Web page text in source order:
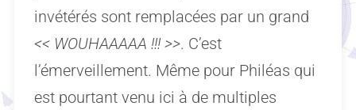
invétérés sont remplacées par un grand
<< WOUHAAAAA !!! >>. C’est
l’émerveillement. Même pour Philéas qui
est pourtant venu ici à de multiples